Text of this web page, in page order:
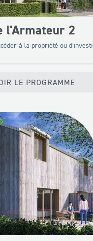
l'Armateur 2
à la propriété ou
LE PROGRAMME